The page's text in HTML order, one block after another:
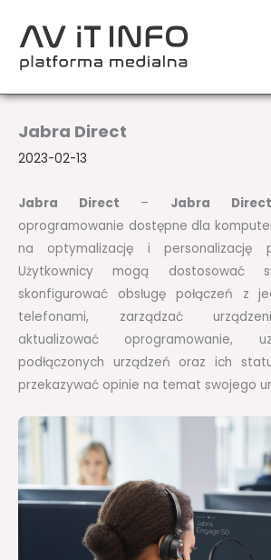
treści
Jabra Direct
2023-02-13
Jabra Direct – Jabra Direct
oprogramowanie dostępne dla
na optymalizację i personalizację
Użytkownicy mogą dostosować
skonfigurować obsługę połączeń z
telefonami, zarządzać
aktualizować oprogramowanie,
podłączonych urządzeń oraz ich
przekazywać opinie na temat swojego